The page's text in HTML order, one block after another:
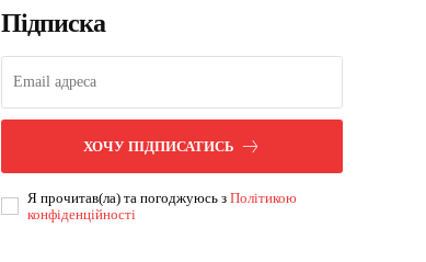
Підписка
ХОЧУ ПІДПИСАТИСЬ
Я прочитав(ла) та погоджуюсь зПолітикою
конфіденційності